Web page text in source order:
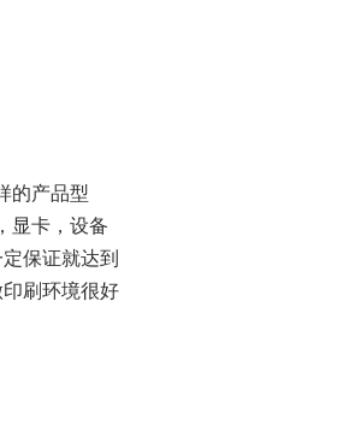
的产品型
显卡，设备
保证就达到
刷环境很好